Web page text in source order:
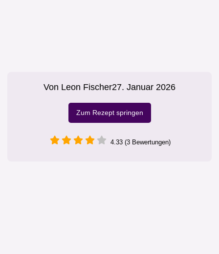
Von Leon Fischer27. Januar 2026
Zum Rezept springen
4.33 (3 Bewertungen)